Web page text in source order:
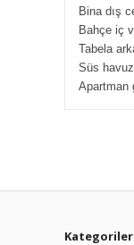
Bina dış
Bahçe iç
Tabela
Süs
Apartman
Kategoriler